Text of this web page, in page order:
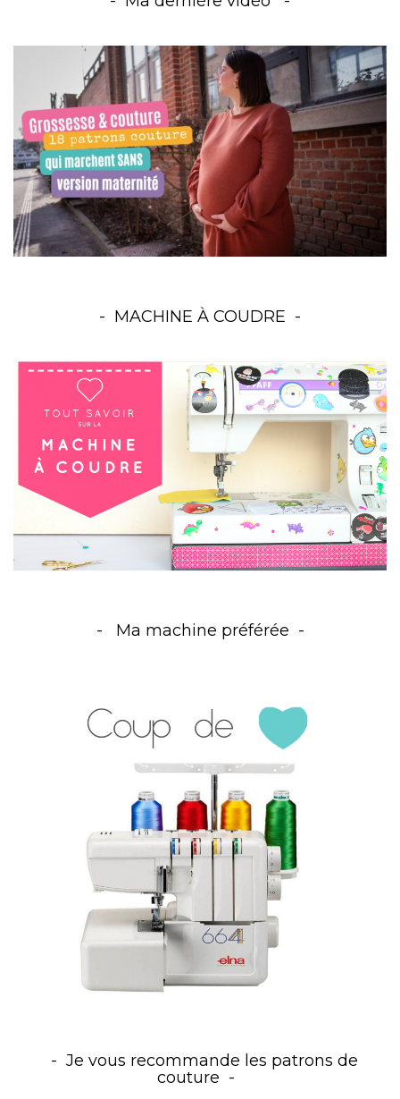
MACHINE À COUDRE
Ma machine préférée
Je vous recommande les patrons de
couture